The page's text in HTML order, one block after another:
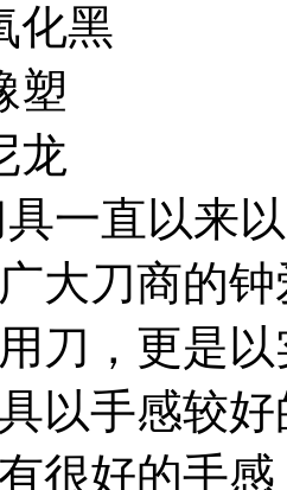
化黑
塑
龙
具一直以来
大刀商的
刀，更是
以手感较
很好的手